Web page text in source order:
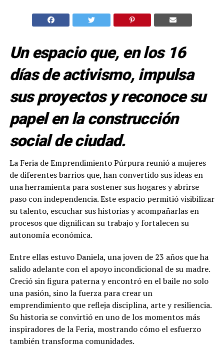
Un espacio que, en los 16
días de activismo, impulsa
sus proyectos y reconoce su
papel en la construcción
social de ciudad.
La Feria de Emprendimiento Púrpura reunió a mujeres
de diferentes barrios que, han convertido sus ideas en
una herramienta para sostener sus hogares y abrirse
paso con independencia. Este espacio permitió visibilizar
su talento, escuchar sus historias y acompañarlas en
procesos que dignifican su trabajo y fortalecen su
autonomía económica.
Entre ellas estuvo Daniela, una joven de 23 años que ha
salido adelante con el apoyo incondicional de su madre.
Creció sin figura paterna y encontró en el baile no solo
una pasión, sino la fuerza para crear un
emprendimiento que refleja disciplina, arte y resiliencia.
Su historia se convirtió en uno de los momentos más
inspiradores de la Feria, mostrando cómo el esfuerzo
también transforma comunidades.